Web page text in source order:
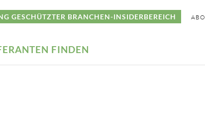
GESCHÜTZTER BRANCHEN-INSIDERBEREICH ABO
FINDEN